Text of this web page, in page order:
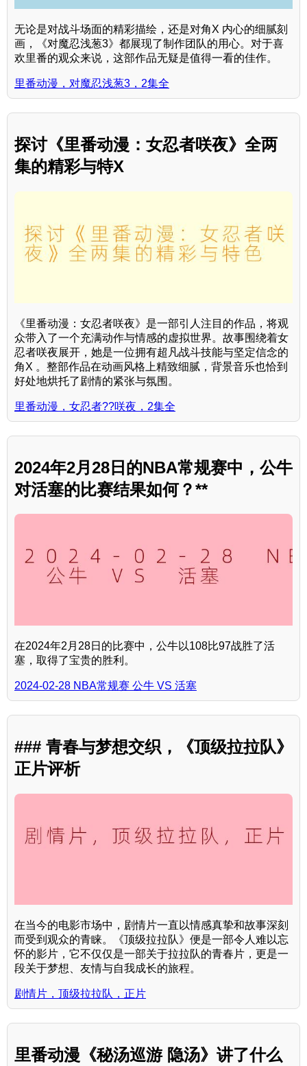
无论是对战斗场面的精彩描绘，还是对角X 内心的细腻刻
画，《对魔忍浅葱3》都展现了制作团队的用心。对于喜
欢里番的观众来说，这部作品无疑是值得一看的佳作。
里番动漫，对魔忍浅葱3，2集全
探讨《里番动漫：女忍者咲夜》全两
集的精彩与特X
《里番动漫：女忍者咲夜》是一部引人注目的作品，将观
众带入了一个充满动作与情感的虚拟世界。故事围绕着女
忍者咲夜展开，她是一位拥有超凡战斗技能与坚定信念的
角X 。整部作品在动画风格上精致细腻，背景音乐也恰到
好处地烘托了剧情的紧张与氛围。
里番动漫，女忍者??咲夜，2集全
2024年2月28日的NBA常规赛中，公牛
对活塞的比赛结果如何？**
在2024年2月28日的比赛中，公牛以108比97战胜了活
塞，取得了宝贵的胜利。
2024-02-28 NBA常规赛 公牛 VS 活塞
### 青春与梦想交织，《顶级拉拉队》
正片评析
在当今的电影市场中，剧情片一直以情感真挚和故事深刻
而受到观众的青睐。《顶级拉拉队》便是一部令人难以忘
怀的影片，它不仅仅是一部关于拉拉队的青春片，更是一
段关于梦想、友情与自我成长的旅程。
剧情片，顶级拉拉队，正片
里番动漫《秘汤巡游 隐汤》讲了什么